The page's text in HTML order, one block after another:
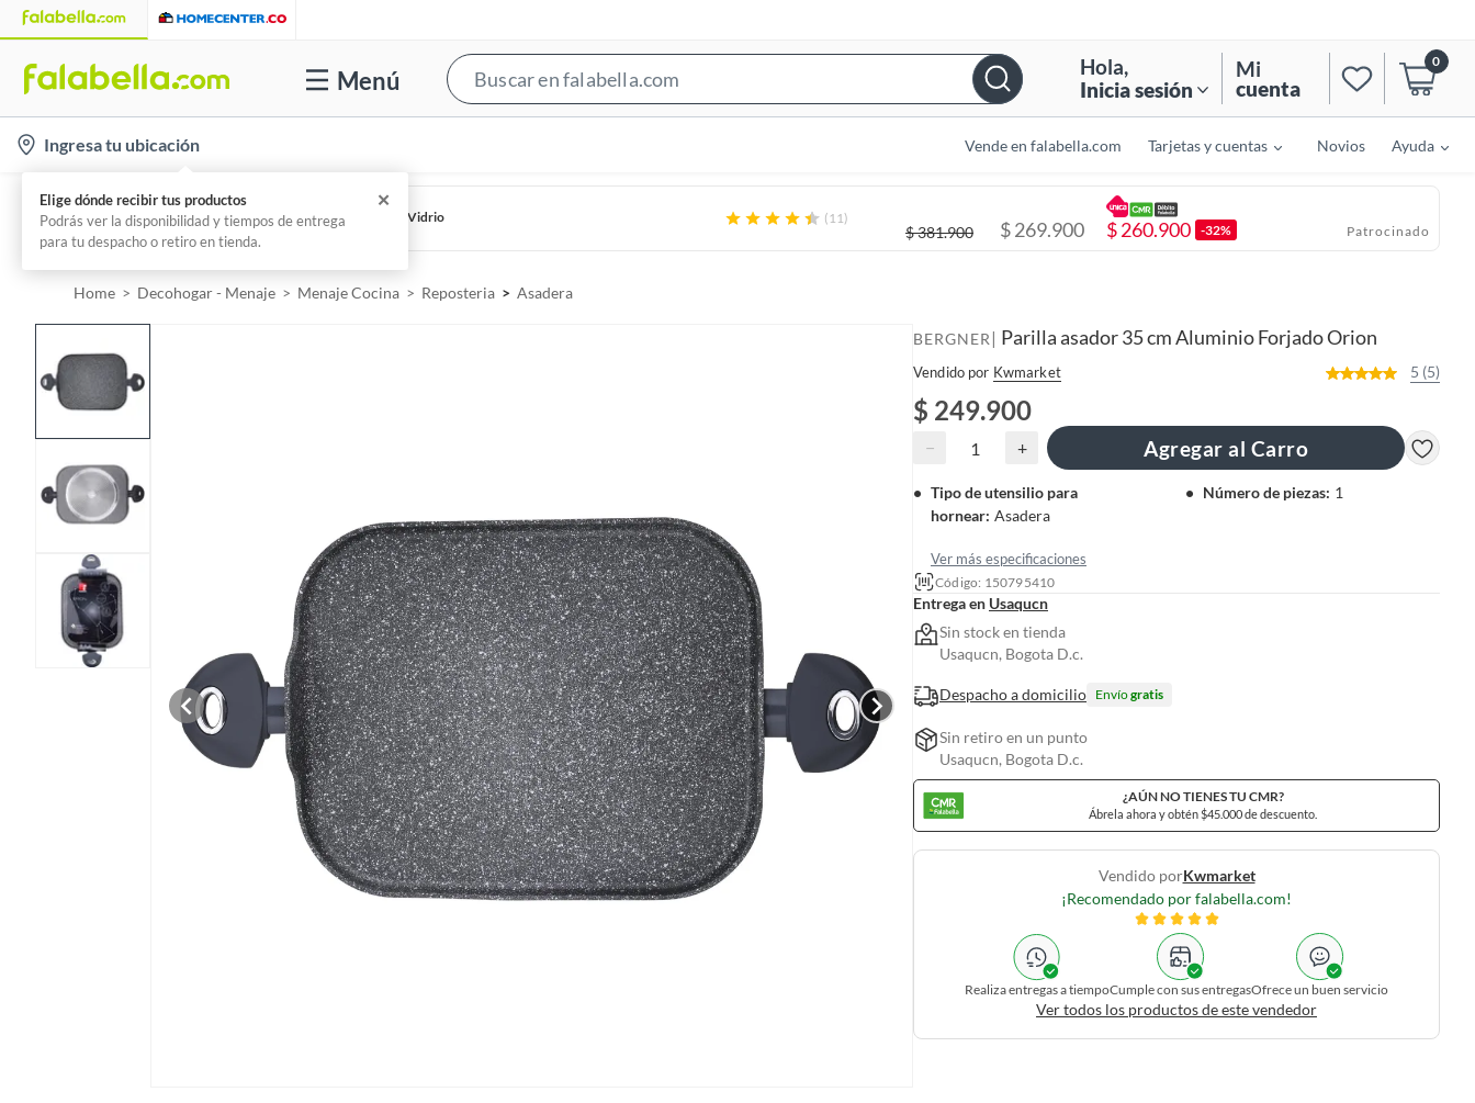
Menú
e
h
Hola,
Inicia sesión
Mi
cuenta
0
Ingresa tu ubicación Vende en falabella.com Tarjetas y cuentas Novios Ayuda
IMUSA
Batería IMUSA COLORS 11 piezas ROJO con Tapa de Vidrio
Gseb Andean S.a.
(11)
$381.900 $269.900 $260.900 -32% Patrocinado
Home Decohogar - Menaje Menaje Cocina Reposteria Asadera
BERGNER | Parilla asador 35 cm Aluminio Forjado Orion
Vendido por Kwmarket 5 (5)
$ 249.900
− + Agregar al Carro
Tipo de utensilio para
hornear: Asadera
Número de piezas: 1
Ver más especificaciones
Código: 150795410
Entrega en Usaqucn
Sin stock en tienda
Usaqucn, Bogota D.c.
Despacho a domicilio Envíogratis
Sin retiro en un punto
Usaqucn, Bogota D.c.
¿AÚN NO TIENES TU CMR?
Ábrela ahora y obtén $45.000 de descuento.
Vendido porKwmarket
¡Recomendado por falabella.com!
Realiza entregas a tiempoCumple con sus entregasOfrece un buen servicio
Ver todos los productos de este vendedor